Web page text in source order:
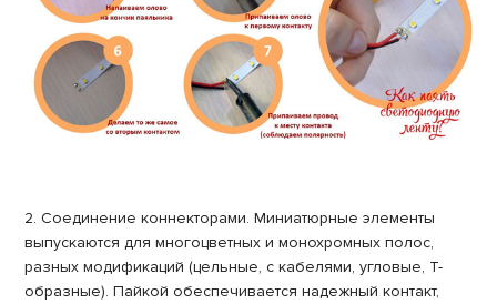
2. Соединение коннекторами. Миниатюрные элементы
выпускаются для многоцветных и монохромных полос,
разных модификаций (цельные, с кабелями, угловые, Т-
образные). Пайкой обеспечивается надежный контакт,